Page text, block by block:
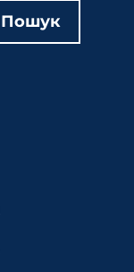
Пошук